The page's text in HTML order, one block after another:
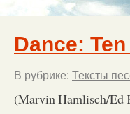
Dance:
В рубрике: Тексты
(Marvin Hamlisch/Ed